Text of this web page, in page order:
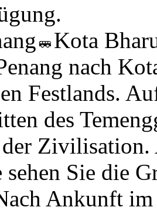
Kota
nach
Festlands.
des
Zivilisation.
sehen Sie die
Ankunft im